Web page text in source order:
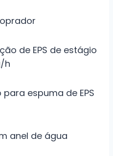
de EPS de estágio
h
espuma de EPS
anel de água